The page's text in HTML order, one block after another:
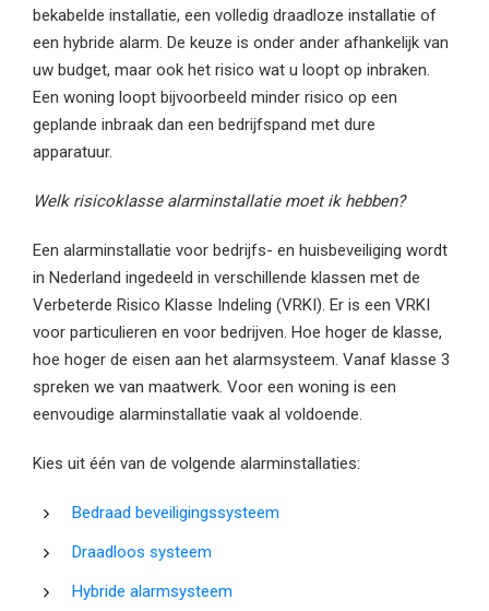
bekabelde installatie, een volledig draadloze installatie of
een hybride alarm. De keuze is onder ander afhankelijk van
uw budget, maar ook het risico wat u loopt op inbraken.
Een woning loopt bijvoorbeeld minder risico op een
geplande inbraak dan een bedrijfspand met dure
apparatuur.
Welk risicoklasse alarminstallatie moet ik hebben?
Een alarminstallatie voor bedrijfs- en huisbeveiliging wordt
in Nederland ingedeeld in verschillende klassen met de
Verbeterde Risico Klasse Indeling (VRKI). Er is een VRKI
voor particulieren en voor bedrijven. Hoe hoger de klasse,
hoe hoger de eisen aan het alarmsysteem. Vanaf klasse 3
spreken we van maatwerk. Voor een woning is een
eenvoudige alarminstallatie vaak al voldoende.
Kies uit één van de volgende alarminstallaties:
Bedraad beveiligingssysteem
Draadloos systeem
Hybride alarmsysteem